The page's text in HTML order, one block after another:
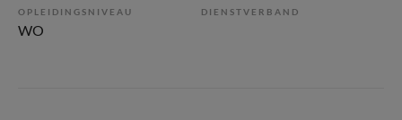
OPLEIDINGSNIVEAU
WO
DIENSTVERBAND